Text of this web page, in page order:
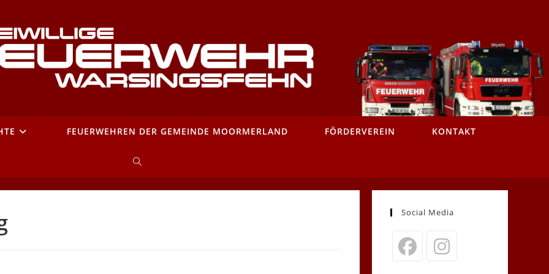
FEUERWEHREN DER GEMEINDE MOORMERLAND FÖRDERVEREIN KONTAKT
WEBSITE-
SUCHE
Social Media